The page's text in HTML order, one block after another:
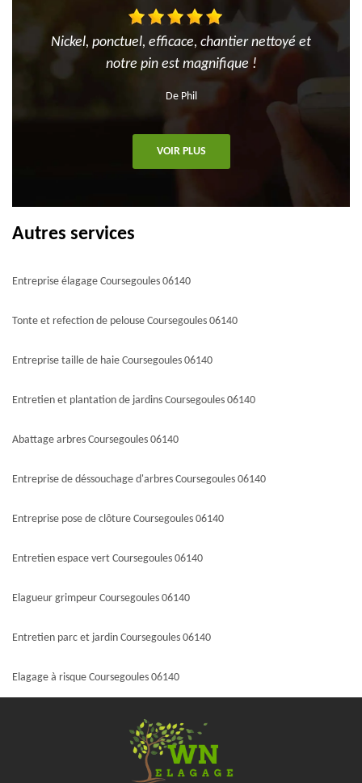
Nickel, ponctuel, efficace, chantier nettoyé et
notre pin est magnifique !
De Phil
VOIR PLUS
Autres services
Entreprise élagage Coursegoules 06140
Tonte et refection de pelouse Coursegoules 06140
Entreprise taille de haie Coursegoules 06140
Entretien et plantation de jardins Coursegoules 06140
Abattage arbres Coursegoules 06140
Entreprise de déssouchage d'arbres Coursegoules 06140
Entreprise pose de clôture Coursegoules 06140
Entretien espace vert Coursegoules 06140
Elagueur grimpeur Coursegoules 06140
Entretien parc et jardin Coursegoules 06140
Elagage à risque Coursegoules 06140